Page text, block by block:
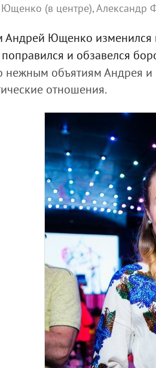
(в центре), Александр
Ющенко изменился
и обзавелся
нежным объятиям Андрея
отношения.